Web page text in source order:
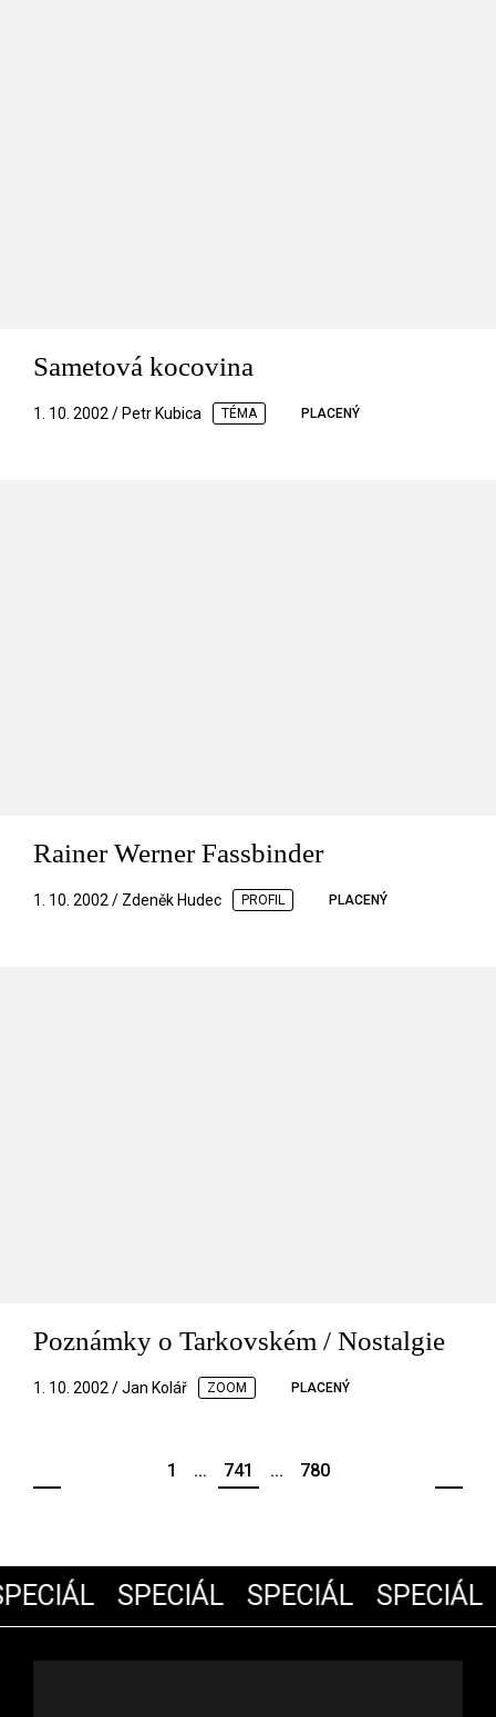
Sametová kocovina
1. 10. 2002 / Petr Kubica TÉMA PLACENÝ
Rainer Werner Fassbinder
1. 10. 2002 / Zdeněk Hudec PROFIL PLACENÝ
Poznámky o Tarkovském / Nostalgie
1. 10. 2002 / Jan Kolář ZOOM PLACENÝ
1 ... 741 ... 780
SPECIÁL SPECIÁL SPECIÁL